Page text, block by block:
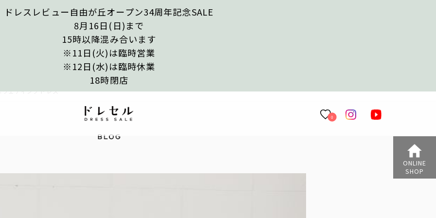
ドレスレビュー自由が丘オープン34周年記念SALE
8月16日(日)まで
15時以降混み合います
※11日(火)は臨時営業
※12日(水)は臨時休業
18時閉店
0
ェディングドレス
ONLINE
SHOP